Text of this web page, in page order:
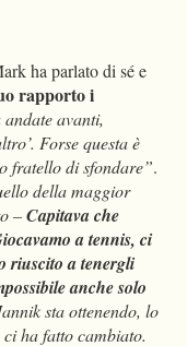
ha parlato di sé e
rapporto i
andate avanti,
Forse questa è
fratello di sfondare”.
della maggior
–Capitava che
a tennis, ci
riuscito a tenergli
anche solo
sta ottenendo, lo
ha fatto cambiato.